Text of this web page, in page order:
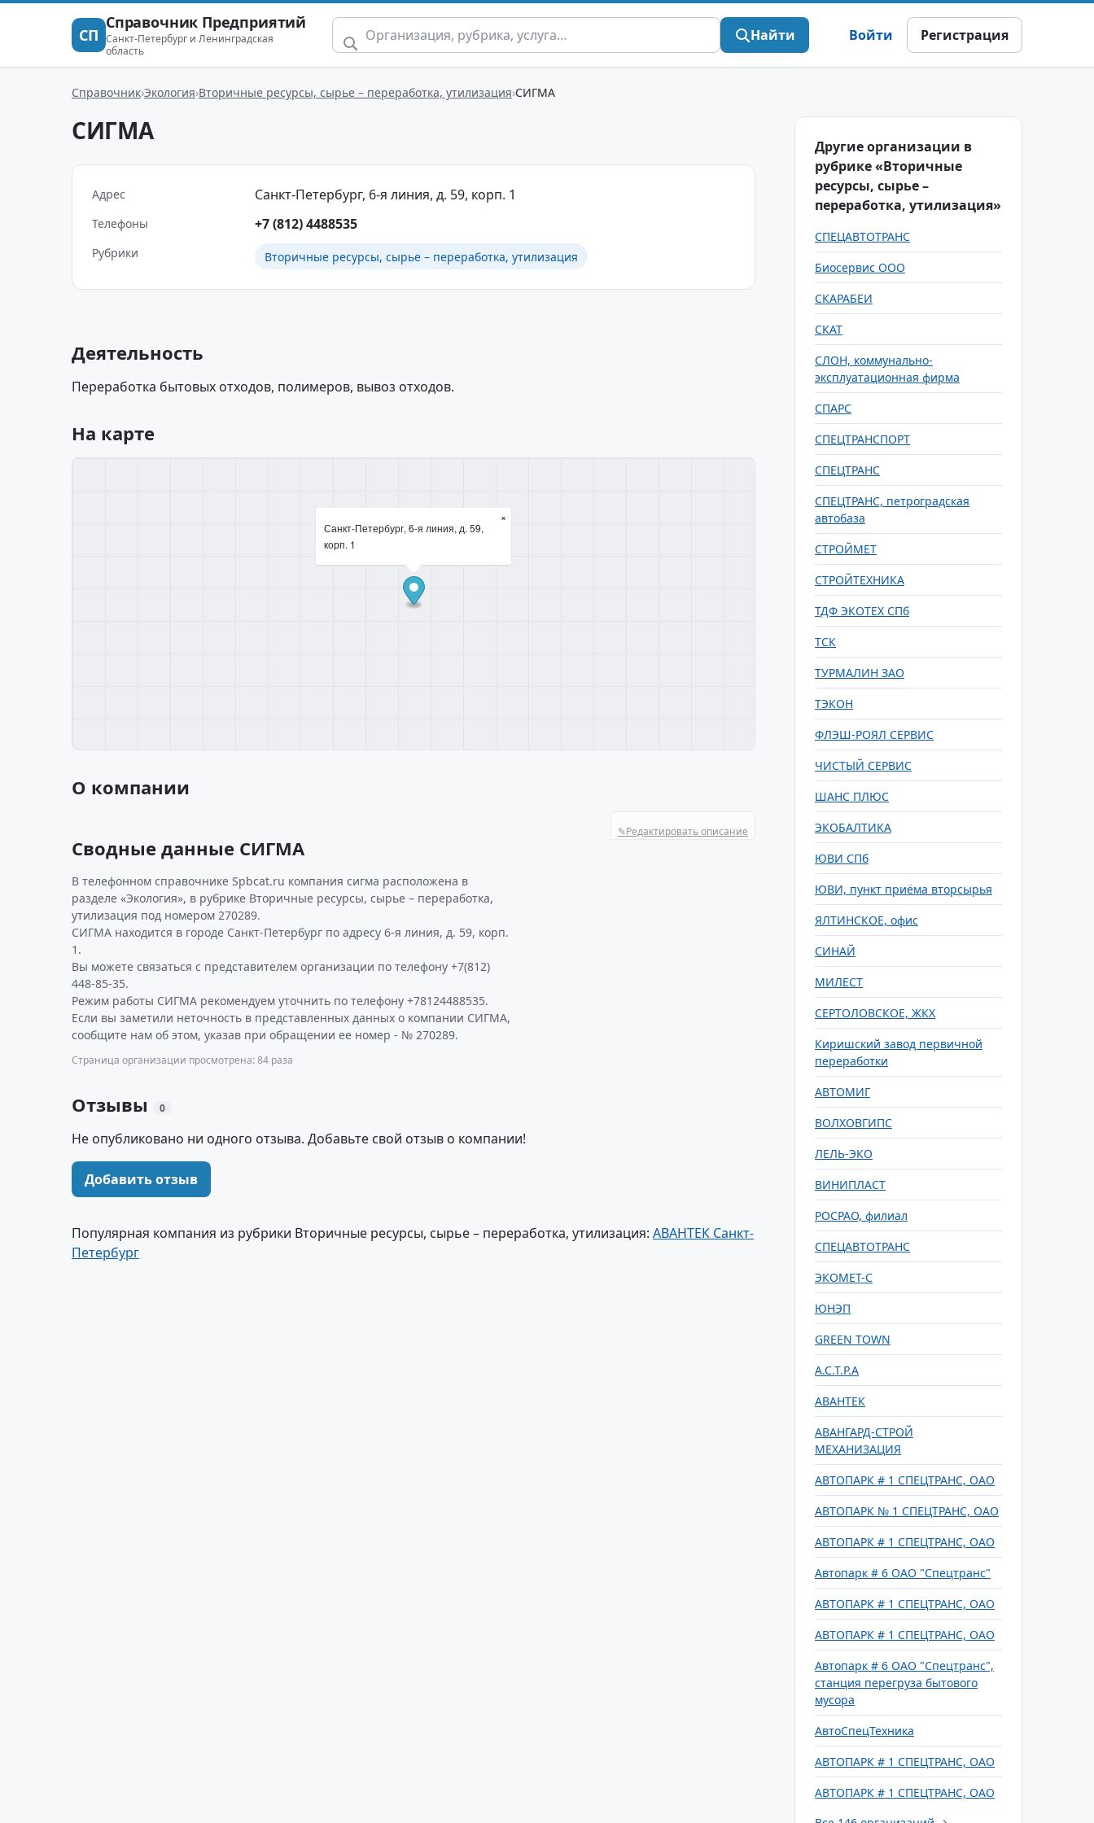
СП
Справочник Предприятий
Санкт-Петербург и Ленинградская
область
Найти Войти Регистрация
Справочник Экология Вторичные ресурсы, сырье – переработка, утилизация СИГМА
СИГМА
Адрес Санкт-Петербург, 6-я линия, д. 59, корп. 1
Телефоны +7 (812) 4488535
Рубрики Вторичные ресурсы, сырье – переработка, утилизация
Деятельность
Переработка бытовых отходов, полимеров, вывоз отходов.
На карте
Санкт-Петербург, 6-я линия, д. 59,
корп. 1
×
О компании
✎Редактировать описание
Сводные данные СИГМА
В телефонном справочнике Spbcat.ru компания сигма расположена в
разделе «Экология», в рубрике Вторичные ресурсы, сырье – переработка,
утилизация под номером 270289.
СИГМА находится в городе Санкт-Петербург по адресу 6-я линия, д. 59, корп.
1.
Вы можете связаться с представителем организации по телефону +7(812)
448-85-35.
Режим работы СИГМА рекомендуем уточнить по телефону +78124488535.
Если вы заметили неточность в представленных данных о компании СИГМА,
сообщите нам об этом, указав при обращении ее номер - № 270289.
Страница организации просмотрена: 84 раза
Отзывы 0
Не опубликовано ни одного отзыва. Добавьте свой отзыв о компании!
Добавить отзыв
Популярная компания из рубрики Вторичные ресурсы, сырье – переработка, утилизация: АВАНТЕК Санкт-
Петербург
Другие организации в
рубрике «Вторичные
ресурсы, сырье –
переработка, утилизация»
СПЕЦАВТОТРАНС
Биосервис ООО
СКАРАБЕИ
СКАТ
СЛОН, коммунально-
эксплуатационная фирма
СПАРС
СПЕЦТРАНСПОРТ
СПЕЦТРАНС
СПЕЦТРАНС, петроградская
автобаза
СТРОЙМЕТ
СТРОЙТЕХНИКА
ТДФ ЭКОТЕХ СПб
ТСК
ТУРМАЛИН ЗАО
ТЭКОН
ФЛЭШ-РОЯЛ СЕРВИС
ЧИСТЫЙ СЕРВИС
ШАНС ПЛЮС
ЭКОБАЛТИКА
ЮВИ СПб
ЮВИ, пункт приёма вторсырья
ЯЛТИНСКОЕ, офис
СИНАЙ
МИЛЕСТ
СЕРТОЛОВСКОЕ, ЖКХ
Киришский завод первичной
переработки
АВТОМИГ
ВОЛХОВГИПС
ЛЕЛЬ-ЭКО
ВИНИПЛАСТ
РОСРАО, филиал
СПЕЦАВТОТРАНС
ЭКОМЕТ-С
ЮНЭП
GREEN TOWN
А.С.Т.Р.А
АВАНТЕК
АВАНГАРД-СТРОЙ
МЕХАНИЗАЦИЯ
АВТОПАРК # 1 СПЕЦТРАНС, ОАО
АВТОПАРК № 1 СПЕЦТРАНС, ОАО
АВТОПАРК # 1 СПЕЦТРАНС, ОАО
Автопарк # 6 ОАО "Спецтранс"
АВТОПАРК # 1 СПЕЦТРАНС, ОАО
АВТОПАРК # 1 СПЕЦТРАНС, ОАО
Автопарк # 6 ОАО "Спецтранс",
станция перегруза бытового
мусора
АвтоСпецТехника
АВТОПАРК # 1 СПЕЦТРАНС, ОАО
АВТОПАРК # 1 СПЕЦТРАНС, ОАО